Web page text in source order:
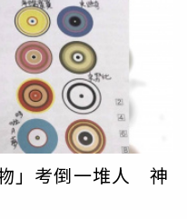
巴因為不是自然人無法開
也有網友提到，越來越
孩子長大了，所以公司名
投資股份有限公司代表
，娜美投資代表人黃廣
」考倒一堆人 神